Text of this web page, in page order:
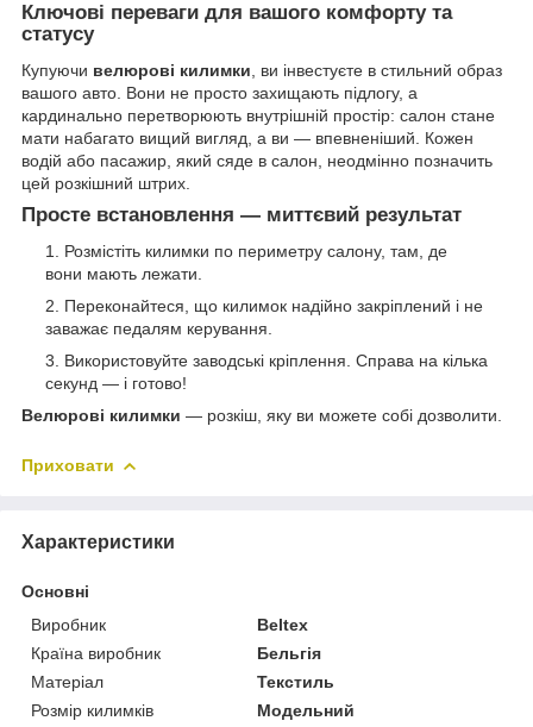
Ключові переваги для вашого комфорту та
статусу
Купуючи велюрові килимки , ви інвестуєте в стильний образ
вашого авто. Вони не просто захищають підлогу, а
кардинально перетворюють внутрішній простір: салон стане
мати набагато вищий вигляд, а ви — впевненіший. Кожен
водій або пасажир, який сяде в салон, неодмінно позначить
цей розкішний штрих.
Просте встановлення — миттєвий результат
Розмістіть килимки по периметру салону, там, де
вони мають лежати.
Переконайтеся, що килимок надійно закріплений і не
заважає педалям керування.
Використовуйте заводські кріплення. Справа на кілька
секунд — і готово!
Велюрові килимки — розкіш, яку ви можете собі дозволити.
Приховати
Характеристики
Основні
Виробник
Beltex
Країна виробник
Бельгія
Матеріал
Текстиль
Розмір килимків
Модельний